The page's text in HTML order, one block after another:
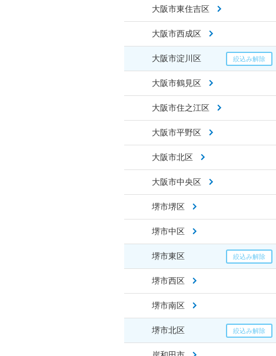
大阪市東住吉区
大阪市西成区
大阪市淀川区
大阪市鶴見区
大阪市住之江区
大阪市平野区
大阪市北区
大阪市中央区
堺市堺区
堺市中区
堺市東区
堺市西区
堺市南区
堺市北区